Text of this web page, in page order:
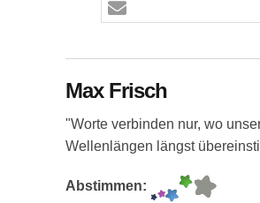
Max Frisch
"Worte verbinden nur, wo
Wellenlängen längst
Abstimmen: